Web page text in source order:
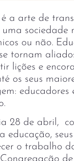
a arte de
sociedade
ou não.
tornam
lições e
os seus
28 de abril,
educação,
o trabalho